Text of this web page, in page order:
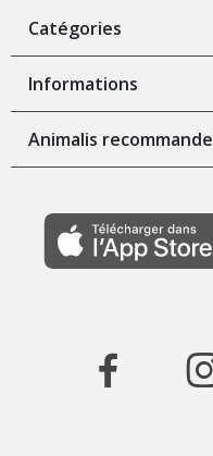
Catégories
Informations
Animalis recommande